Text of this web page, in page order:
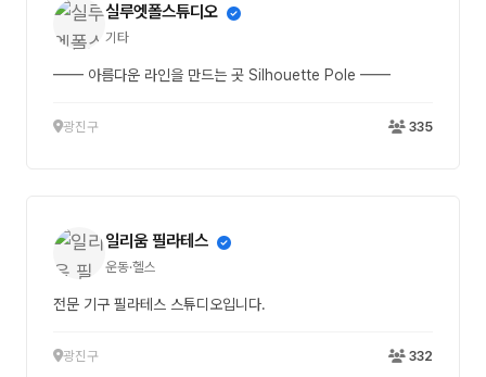
실루엣폴스튜디오
기타
━━ 아름다운 라인을 만드는 곳 Silhouette Pole ━━
광진구 335
일리움 필라테스
운동·헬스
전문 기구 필라테스 스튜디오입니다.
광진구 332